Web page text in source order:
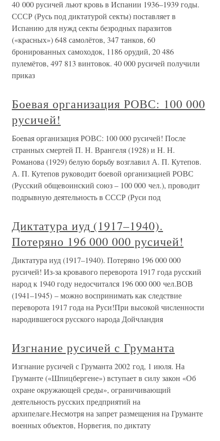
40 000 русичей льют кровь в Испании 1936–1939 годы.
СССР (Русь под диктатурой секты) поставляет в
Испанию для нужд секты безродных паразитов
(«красных») 648 самолётов, 347 танков, 60
бронированных самоходок, 1186 орудий, 20 486
пулемётов, 497 813 винтовок. 40 000 русичей получили
приказ
Боевая организация РОВС: 100 000
русичей!
Боевая организация РОВС: 100 000 русичей! После
странных смертей П. Н. Врангеля (1928) и Н. Н.
Романова (1929) белую борьбу возглавил А. П. Кутепов.
А. П. Кутепов руководит боевой организацией РОВС
(Русский общевоинский союз – 100 000 чел.), проводит
подрывную деятельность в СССР (Руси под
Диктатура иуд (1917–1940).
Потеряно 196 000 000 русичей!
Диктатура иуд (1917–1940). Потеряно 196 000 000
русичей! Из-за кровавого переворота 1917 года русский
народ к 1940 году недосчитался 196 000 000 чел.ВОВ
(1941–1945) – можно воспринимать как следствие
переворота 1917 года на Руси!При высокой численности
народившегося русского народа Дойчландия
Изгнание русичей с Груманта
Изгнание русичей с Груманта 2002 год, 1 июля. На
Груманте («Шпицбергене») вступает в силу закон «Об
охране окружающей среды», ограничивающий
деятельность русских предприятий на
архипелаге.Несмотря на запрет размещения на Груманте
военных объектов, Норвегия, по диктату